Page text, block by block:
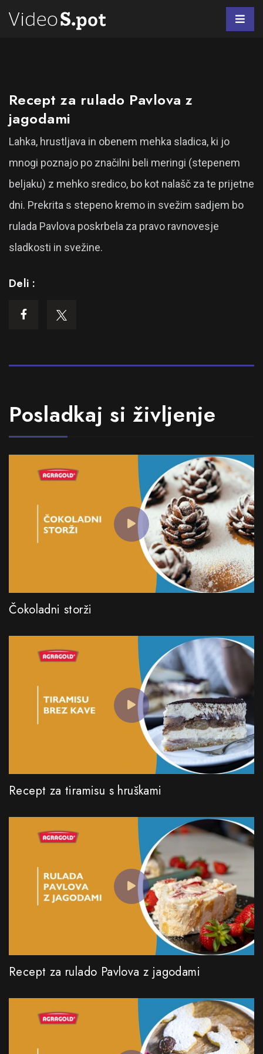
Recept za rulado Pavlova z
jagodami
Lahka, hrustljava in obenem mehka sladica, ki jo
mnogi poznajo po značilni beli meringi (stepenem
beljaku) z mehko sredico, bo kot nalašč za te prijetne
dni. Prekrita s stepeno kremo in svežim sadjem bo
rulada Pavlova poskrbela za pravo ravnovesje
sladkosti in svežine.
Deli :
Posladkaj si življenje
Čokoladni storži
Recept za tiramisu s hruškami
Recept za rulado Pavlova z jagodami